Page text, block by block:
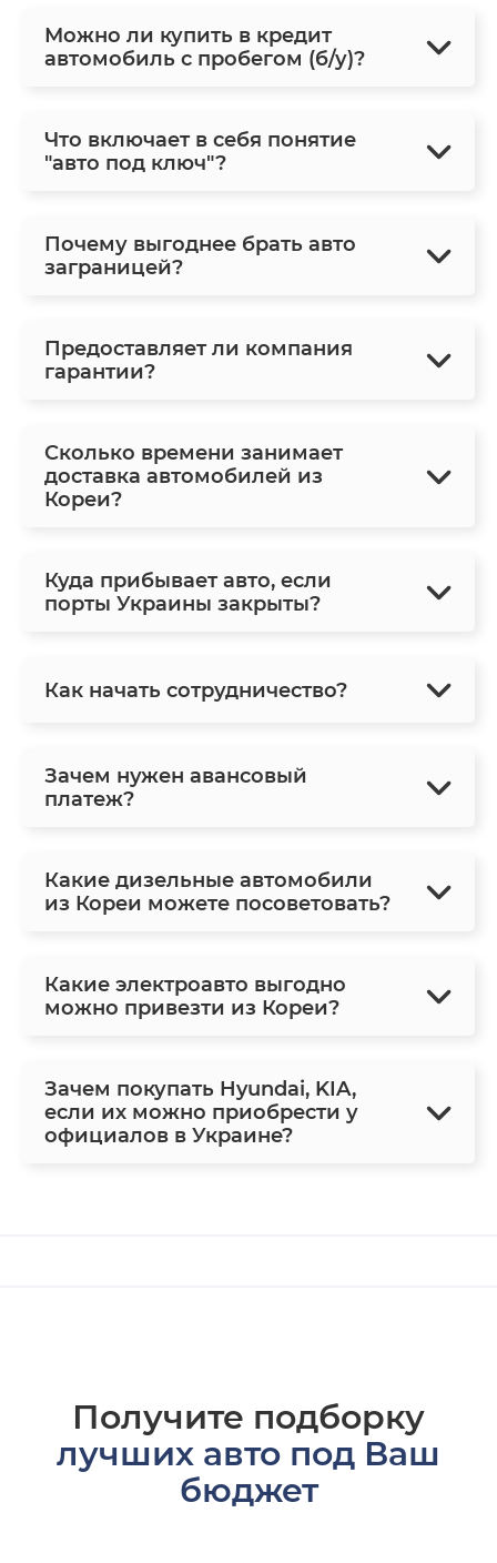
Можно ли купить в кредит
автомобиль с пробегом (б/у)?
Что включает в себя понятие
"авто под ключ"?
Почему выгоднее брать авто
заграницей?
Предоставляет ли компания
гарантии?
Сколько времени занимает
доставка автомобилей из
Кореи?
Куда прибывает авто, если
порты Украины закрыты?
Как начать сотрудничество?
Зачем нужен авансовый
платеж?
Какие дизельные автомобили
из Кореи можете посоветовать?
Какие электроавто выгодно
можно привезти из Кореи?
Зачем покупать Hyundai, KIA,
если их можно приобрести у
официалов в Украине?
Получите подборку
лучших авто под Ваш
бюджет